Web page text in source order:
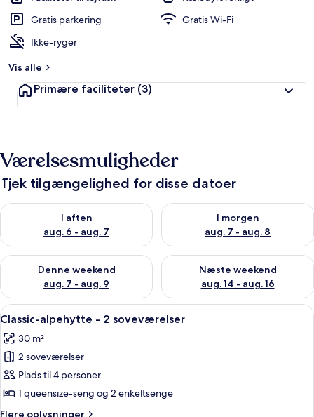
Gratis parkering
Gratis Wi-Fi
Ikke-ryger
Vis alle
Primære faciliteter (3)
Værelsesmuligheder
Tjek tilgængelighed for disse datoer
I aften
aug. 6 - aug. 7
Tjek tilgængelighed for i aften aug. 6 - aug. 7
I morgen
aug. 7 - aug. 8
Tjek tilgængelighed for i
Denne weekend
aug. 7 - aug. 9
Tjek tilgængelighed for denne weekend aug. 7 - aug. 9
Næste weekend
aug. 14 - aug. 16
Tjek tilgængelighed for næste
Indlæs
alle
billeder
af
Classic-
alpehytte
-
Et soveværelse med to
10
Classic-alpehytte - 2 soveværelser
30 m²
2 soveværelser
Plads til 4 personer
1 queensize-seng og 2 enkeltsenge
Flere oplysninger
Flere